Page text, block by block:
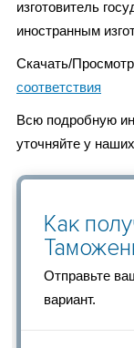
изготовитель
иностранным
Скачать/
соответствия
Всю подробную
уточняйте у
Как
Отправьте
вариант.